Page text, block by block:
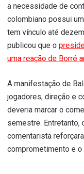
a necessidade de
colombiano possui
tem vínculo até
publicou que o
uma reação de Borré
A manifestação de
jogadores, direção e
deveria marcar o
semestre.
comentarista
comprometimento e